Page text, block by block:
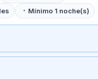
Mínimo 1 noche(s)